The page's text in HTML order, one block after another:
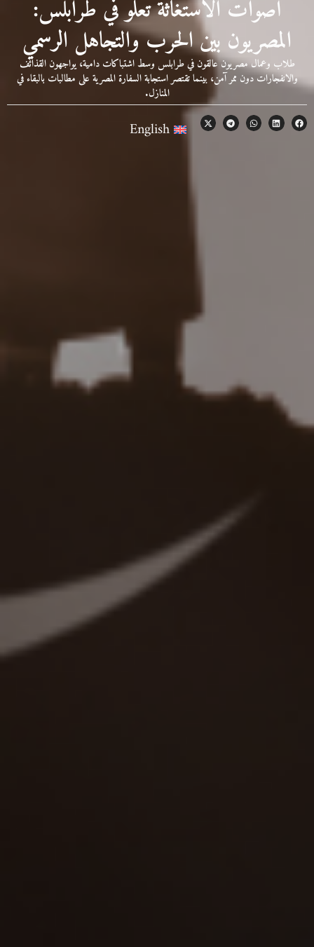
أصوات الاستغاثة تعلو في طرابلس:
المصريون بين الحرب والتجاهل الرسمي
وعمال مصريون عالقون في طرابلس وسط اشتباكات دامية، يواجهون القذائف
دون ممر آمن، بينما تقتصر استجابة السفارة المصرية على مطالبات بالبقاء في
المنازل.
English